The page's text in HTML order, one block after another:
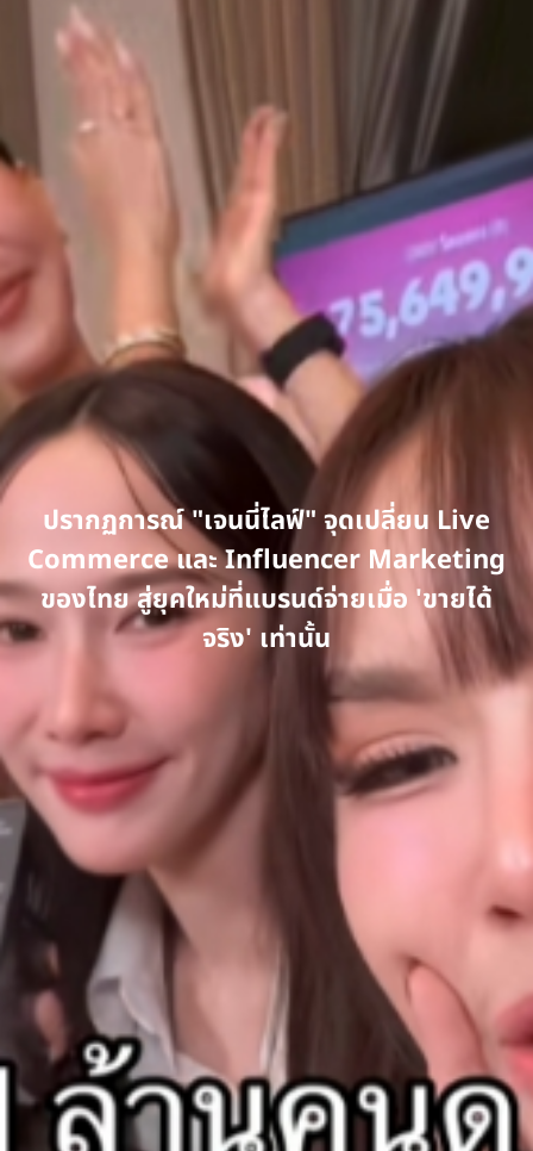
ปรากฏการณ์ "เจนนี่ไลฟ์" จุดเปลี่ยน Live
Commerce และ Influencer Marketing
ของไทย สู่ยุคใหม่ที่แบรนด์จ่ายเมื่อ 'ขายได้
จริง' เท่านั้น